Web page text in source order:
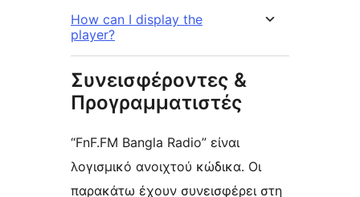
How can I display the
player?
Συνεισφέροντες &
Προγραμματιστές
“FnF.FM Bangla Radio” είναι
λογισμικό ανοιχτού κώδικα. Οι
παρακάτω έχουν συνεισφέρει στη